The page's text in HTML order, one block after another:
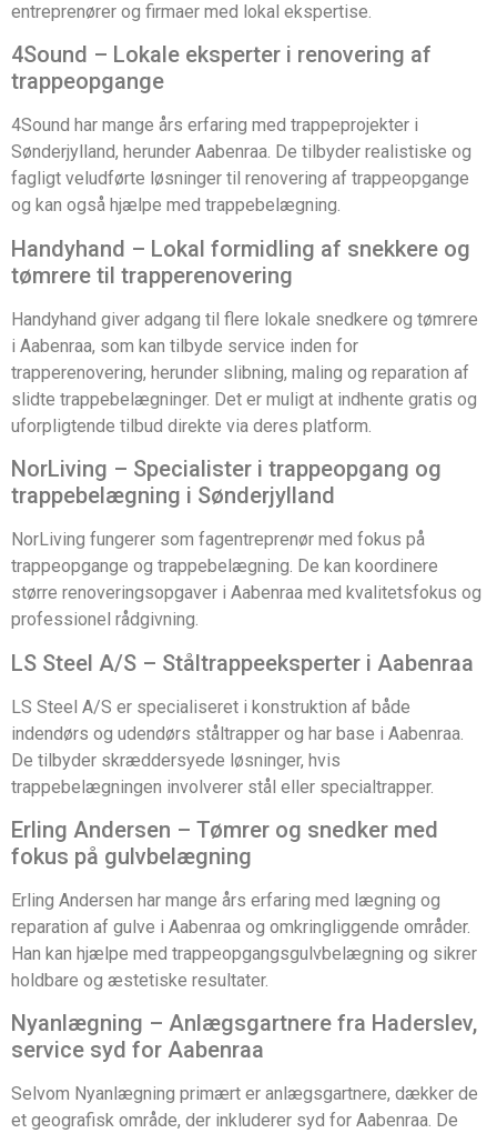
entreprenører og firmaer med lokal ekspertise.
4Sound – Lokale eksperter i renovering af
trappeopgange
4Sound har mange års erfaring med trappeprojekter i
Sønderjylland, herunder Aabenraa. De tilbyder realistiske og
fagligt veludførte løsninger til renovering af trappeopgange
og kan også hjælpe med trappebelægning.
Handyhand – Lokal formidling af snekkere og
tømrere til trapperenovering
Handyhand giver adgang til flere lokale snedkere og tømrere
i Aabenraa, som kan tilbyde service inden for
trapperenovering, herunder slibning, maling og reparation af
slidte trappebelægninger. Det er muligt at indhente gratis og
uforpligtende tilbud direkte via deres platform.
NorLiving – Specialister i trappeopgang og
trappebelægning i Sønderjylland
NorLiving fungerer som fagentreprenør med fokus på
trappeopgange og trappebelægning. De kan koordinere
større renoveringsopgaver i Aabenraa med kvalitetsfokus og
professionel rådgivning.
LS Steel A/S – Ståltrappeeksperter i Aabenraa
LS Steel A/S er specialiseret i konstruktion af både
indendørs og udendørs ståltrapper og har base i Aabenraa.
De tilbyder skræddersyede løsninger, hvis
trappebelægningen involverer stål eller specialtrapper.
Erling Andersen – Tømrer og snedker med
fokus på gulvbelægning
Erling Andersen har mange års erfaring med lægning og
reparation af gulve i Aabenraa og omkringliggende områder.
Han kan hjælpe med trappeopgangsgulvbelægning og sikrer
holdbare og æstetiske resultater.
Nyanlægning – Anlægsgartnere fra Haderslev,
service syd for Aabenraa
Selvom Nyanlægning primært er anlægsgartnere, dækker de
et geografisk område, der inkluderer syd for Aabenraa. De